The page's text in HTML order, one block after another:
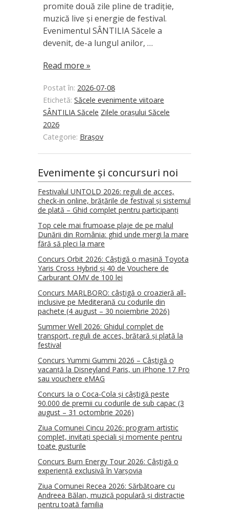
promite două zile pline de tradiție,
muzică live și energie de festival.
Evenimentul SÂNTILIA Săcele a
devenit, de-a lungul anilor, …
Read more »
Postat în: 2026-07-08
Etichetă: Săcele evenimente viitoare
SÂNTILIA Săcele Zilele orașului Săcele
2026
Categorie: Brașov
Evenimente și concursuri noi
Festivalul UNTOLD 2026: reguli de acces,
check-in online, brățările de festival și sistemul
de plată – Ghid complet pentru participanți
Top cele mai frumoase plaje de pe malul
Dunării din România: ghid unde mergi la mare
fără să pleci la mare
Concurs Orbit 2026: Câștigă o mașină Toyota
Yaris Cross Hybrid și 40 de Vouchere de
Carburant OMV de 100 lei
Concurs MARLBORO: câștigă o croazieră all-
inclusive pe Mediterană cu codurile din
pachete (4 august – 30 noiembrie 2026)
Summer Well 2026: Ghidul complet de
transport, reguli de acces, brățară și plată la
festival
Concurs Yummi Gummi 2026 – Câștigă o
vacanță la Disneyland Paris, un iPhone 17 Pro
sau vouchere eMAG
Concurs Ia o Coca-Cola și câștigă peste
90.000 de premii cu codurile de sub capac (3
august – 31 octombrie 2026)
Ziua Comunei Cincu 2026: program artistic
complet, invitați speciali și momente pentru
toate gusturile
Concurs Burn Energy Tour 2026: Câștigă o
experiență exclusivă în Varșovia
Ziua Comunei Recea 2026: Sărbătoare cu
Andreea Bălan, muzică populară și distracție
pentru toată familia